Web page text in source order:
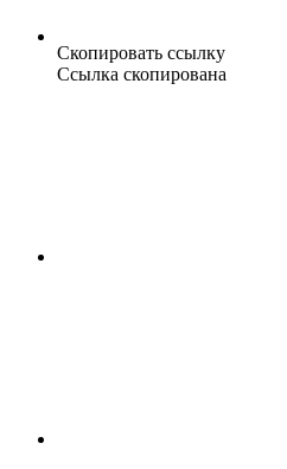
Скопировать ссылку
Ссылка скопирована